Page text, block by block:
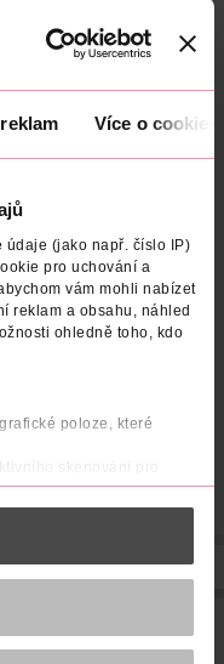
Více o cookies
údaje (jako např. číslo IP)
pro uchování a
vám mohli nabízet
reklam a obsahu, náhled
ohledně toho, kdo
poloze, které
skenování pro
osobní údaje, a nastavte
souhlas můžete kdykoliv
reklam, funkcí sociálních
nést osobní údaje.
údajů.
hyaluronovou
30 ml
349 Kč
VYROBENO V
hydrataci a